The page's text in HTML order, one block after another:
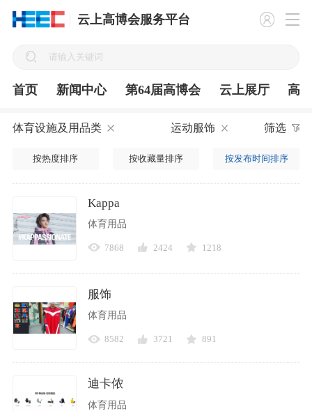
云上高博会服务平台
首页 新闻中心 第64届高博会 云上展厅 高
体育设施及用品类 运动服饰 筛选
按热度排序 按收藏量排序 按发布时间排序
Kappa
体育用品
7868 2424 1218
服饰
体育用品
8582 3721 891
迪卡侬
体育用品